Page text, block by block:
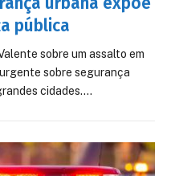
pública
sobre um assalto em
sobre segurança
cidades.…